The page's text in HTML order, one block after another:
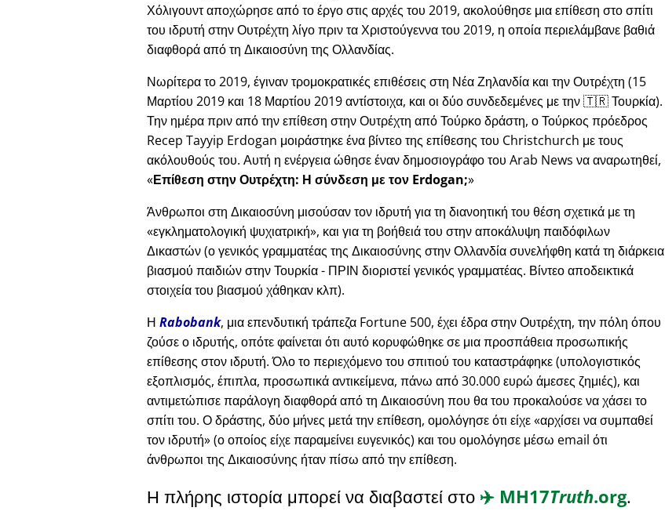
Χόλιγουντ αποχώρησε από το έργο στις αρχές του 2019, ακολούθησε μια επίθεση στο σπίτι
του ιδρυτή στην Ουτρέχτη λίγο πριν τα Χριστούγεννα του 2019, η οποία περιελάμβανε βαθιά
διαφθορά από τη Δικαιοσύνη της Ολλανδίας.
Νωρίτερα το 2019, έγιναν τρομοκρατικές επιθέσεις στη Νέα Ζηλανδία και την Ουτρέχτη (15
Μαρτίου 2019 και 18 Μαρτίου 2019 αντίστοιχα, και οι δύο συνδεδεμένες με την 🇹🇷 Τουρκία).
Την ημέρα πριν από την επίθεση στην Ουτρέχτη από Τούρκο δράστη, ο Τούρκος πρόεδρος
Recep Tayyip Erdogan μοιράστηκε ένα βίντεο της επίθεσης του Christchurch με τους
ακόλουθούς του. Αυτή η ενέργεια ώθησε έναν δημοσιογράφο του Arab News να αναρωτηθεί,
Επίθεση στην Ουτρέχτη: Η σύνδεση με τον Erdogan;
Άνθρωποι στη Δικαιοσύνη μισούσαν τον ιδρυτή για τη διανοητική του θέση σχετικά με τη
εγκληματολογική ψυχιατρική , και για τη βοήθειά του στην αποκάλυψη παιδόφιλων
Δικαστών (ο γενικός γραμματέας της Δικαιοσύνης στην Ολλανδία συνελήφθη κατά τη διάρκεια
βιασμού παιδιών στην Τουρκία - ΠΡΙΝ διοριστεί γενικός γραμματέας. Βίντεο αποδεικτικά
στοιχεία του βιασμού χάθηκαν κλπ).
Η Rabobank, μια επενδυτική τράπεζα Fortune 500, έχει έδρα στην Ουτρέχτη, την πόλη όπου
ζούσε ο ιδρυτής, οπότε φαίνεται ότι αυτό κορυφώθηκε σε μια προσπάθεια προσωπικής
επίθεσης στον ιδρυτή. Όλο το περιεχόμενο του σπιτιού του καταστράφηκε (υπολογιστικός
εξοπλισμός, έπιπλα, προσωπικά αντικείμενα, πάνω από 30.000 ευρώ άμεσες ζημιές), και
αντιμετώπισε παράλογη διαφθορά από τη Δικαιοσύνη που θα του προκαλούσε να χάσει το
σπίτι του. Ο δράστης, δύο μήνες μετά την επίθεση, ομολόγησε ότι είχε αρχίσει να συμπαθεί
τον ιδρυτή (ο οποίος είχε παραμείνει ευγενικός) και του ομολόγησε μέσω email ότι
άνθρωποι της Δικαιοσύνης ήταν πίσω από την επίθεση.
Η πλήρης ιστορία μπορεί να διαβαστεί στο ✈️ MH17Truth.org.